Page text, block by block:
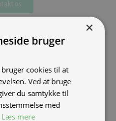
os
for hjælp, kontakt venligst
leverer dine vare først følgende
×
bruger
cookies til at
Ved at bruge
du samtykke til
med
Læs mere